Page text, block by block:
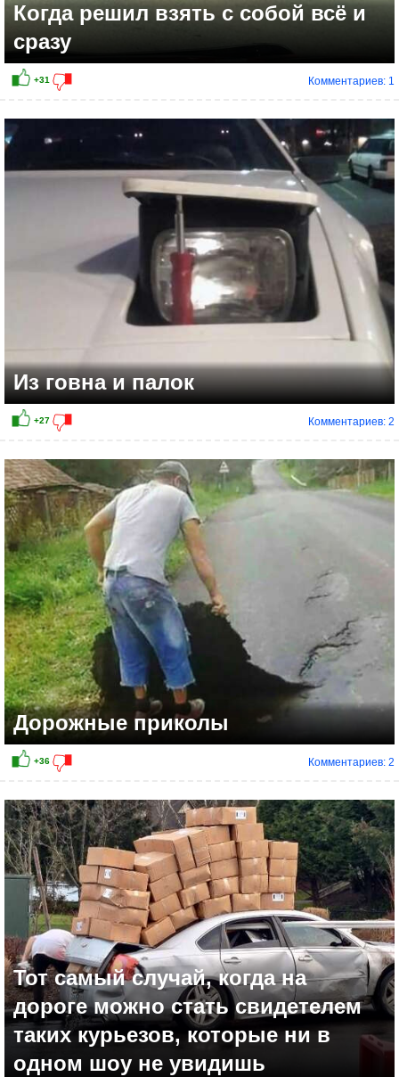
+26
Когда решил взять с собой всё и
сразу
Комментариев: 1
Из говна и палок
Комментариев: 2
Дорожные приколы
Комментариев: 2
Тот самый случай, когда на
дороге можно стать свидетелем
таких курьезов, которые ни в
одном шоу не увидишь